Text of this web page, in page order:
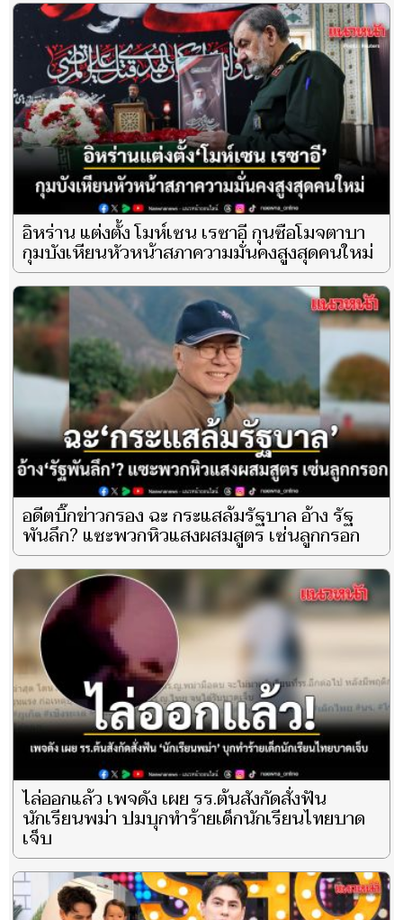
อิหร่าน แต่งตั้ง โมห์เซน เรซาอี กุนซือโมจตาบา
กุมบังเหียนหัวหน้าสภาความมั่นคงสูงสุดคนใหม่
อดีตบิ๊กข่าวกรอง ฉะ กระแสล้มรัฐบาล อ้าง รัฐ
พันลึก? แซะพวกหิวแสงผสมสูตร เซ่นลูกกรอก
ไล่ออกแล้ว เพจดัง เผย รร.ต้นสังกัดสั่งฟัน
นักเรียนพม่า ปมบุกทำร้ายเด็กนักเรียนไทยบาด
เจ็บ